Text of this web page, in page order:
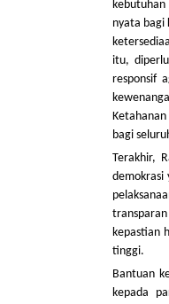
kebutuhan
nyata bagi
itu,
responsif
bagi
Terakhir,
demokrasi
kepastian
tinggi.
Bantuan
kepada